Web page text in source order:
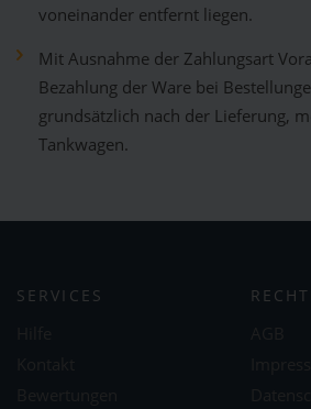
voneinander entfernt liegen.
Mit Ausnahme der Zahlungsart
Bezahlung der Ware bei
grundsätzlich nach der Lieferung,
Tankwagen.
SERVICES